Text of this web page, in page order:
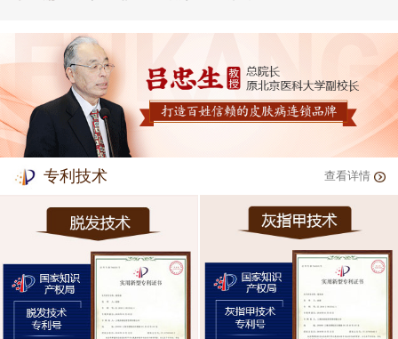
专利技术 查看详情